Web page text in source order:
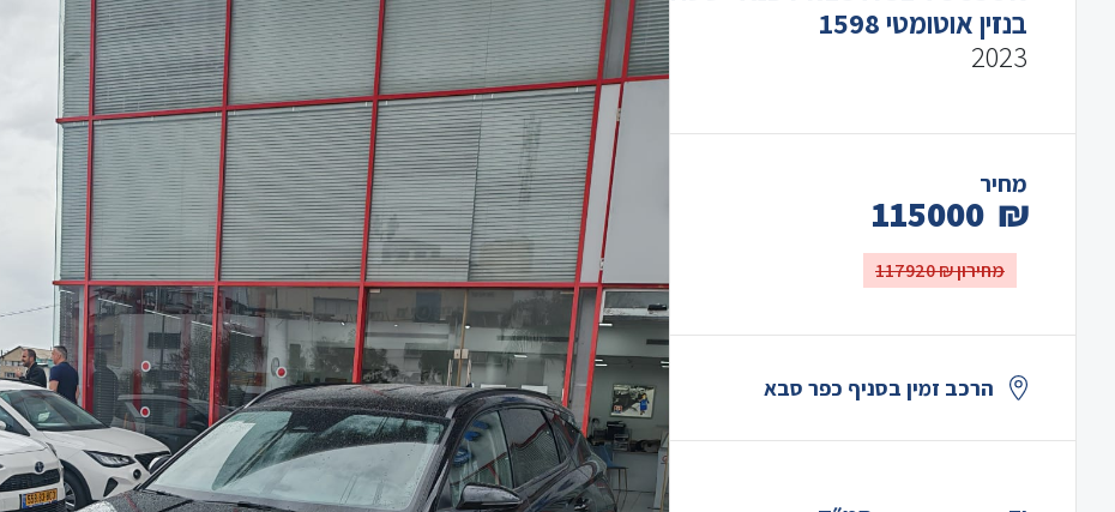
בנזין אוטומטי 1598
2023
מחיר
₪
מחירון ₪ 117920
הרכב זמין בסניף כפר סבא